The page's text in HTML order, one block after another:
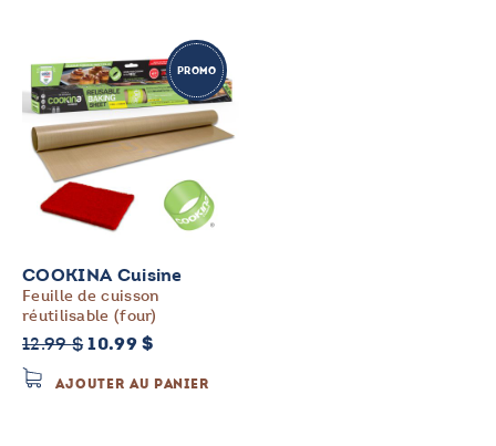
PROMO
COOKINA Cuisine
Feuille de cuisson
réutilisable (four)
12.99$ Le
initial
10.99$Le
actuel
AJOUTER AU PANIER